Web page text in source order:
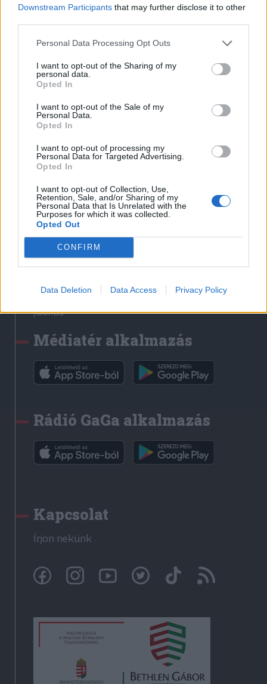
Downstream Participants that may further disclose it to other
Personal Data Processing Opt Outs
I want to opt-out of the Sharing of my
personal data.
Opted In
I want to opt-out of the Sale of my
Personal Data.
Opted In
I want to opt-out of processing my
Personal Data for Targeted Advertising.
Opted In
I want to opt-out of Collection, Use,
Retention, Sale, and/or Sharing of my
Personal Data that Is Unrelated with the
Purposes for which it was collected.
Opted Out
CONFIRM
Data Deletion Data Access Privacy Policy
Hozzászólási szabályzat
Nyomtatott lapjaink archívuma
Székely Hírmondó archívuma
Sütibeállítások
Médiatér
Liget
Krónika
Bihari Napló
Erdélyi Napló
Főtér
Rádió GaGa
Jóállás
Médiatér alkalmazás
Rádió GaGa alkalmazás
Kapcsolat
Írjon nekünk